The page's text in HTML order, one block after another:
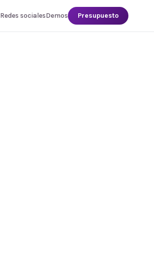
Redes socialesDemos Presupuesto